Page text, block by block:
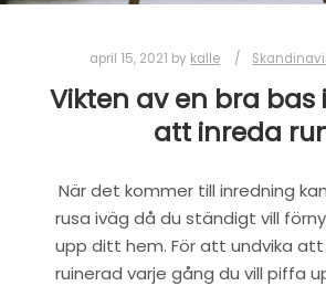
april 15, 2021 by kalle
Vikten av en bra
att inreda
När det kommer till inredning
rusa iväg då du ständigt vill
upp ditt hem. För att undvika
ruinerad varje gång du vill piffa